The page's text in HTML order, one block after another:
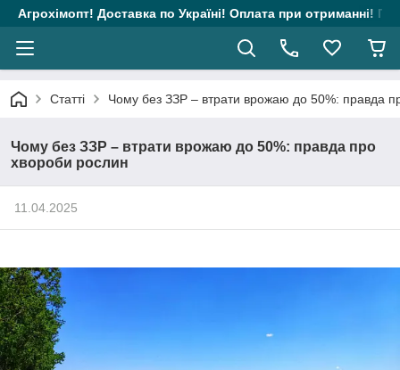
Агрохімопт! Доставка по Україні! Оплата при отриманні!
Статті Чому без ЗЗР – втрати врожаю до 50%: правда
Чому без ЗЗР – втрати врожаю до 50%: правда про
хвороби рослин
11.04.2025